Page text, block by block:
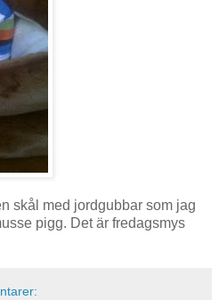
skål med jordgubbar som jag
pigg. Det är fredagsmys